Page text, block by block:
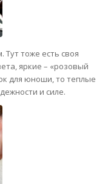
тоже есть своя
яркие – «розовый
для юноши, то теплые
и силе.